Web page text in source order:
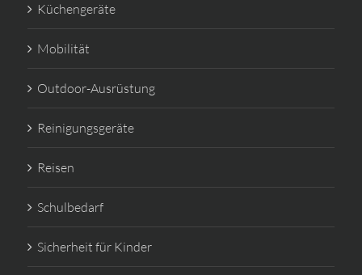
Küchengeräte
Mobilität
Outdoor-Ausrüstung
Reinigungsgeräte
Reisen
Schulbedarf
Sicherheit für Kinder